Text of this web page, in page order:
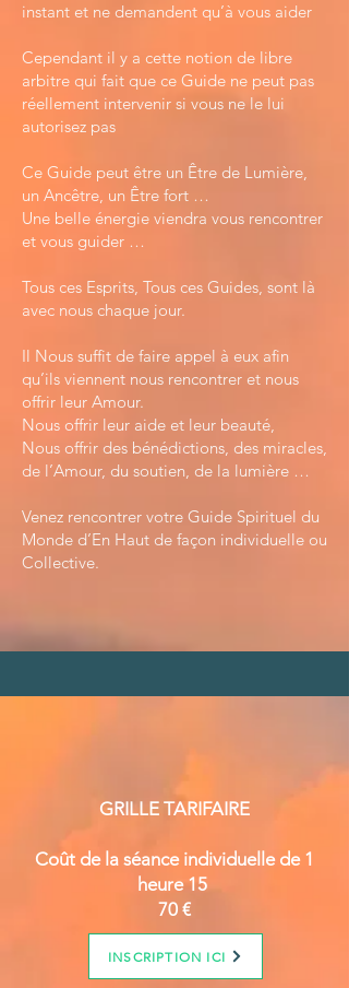
POUVOIR
instant et ne demandent qu’à vous aider
Cependant il y a cette notion de libre
arbitre qui fait que ce Guide ne peut pas
réellement intervenir si vous ne le lui
autorisez pas
Ce Guide peut être un Être de Lumière,
un Ancêtre, un Être fort …
Une belle énergie viendra vous rencontrer
et vous guider …
Tous ces Esprits, Tous ces Guides, sont là
avec nous chaque jour.
Il Nous suffit de faire appel à eux afin
qu’ils viennent nous rencontrer et nous
offrir leur Amour.
Nous offrir leur aide et leur beauté,
Nous offrir des bénédictions, des miracles,
de l’Amour, du soutien, de la lumière …
Venez rencontrer votre Guide Spirituel du
Monde d’En Haut de façon individuelle ou
Collective.
GRILLE TARIFAIRE
Coût de la séance individuelle de 1
heure 15
70 €
INSCRIPTION ICI